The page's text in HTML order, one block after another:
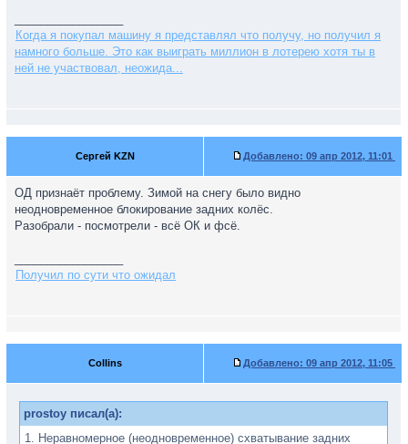
Когда я покупал машину я представлял что получу, но получил я
намного больше. Это как выиграть миллион в лотерею хотя ты в
ней не участвовал, неожида...
Сергей KZN Добавлено: 09 апр 2012, 11:01
ОД признаёт проблему. Зимой на снегу было видно
неодновременное блокирование задних колёс.
Разобрали - посмотрели - всё ОК и фсё.
Получил по сути что ожидал
Collins Добавлено: 09 апр 2012, 11:05
prostoy писал(а):
1. Неравномерное (неодновременное) схватывание задних